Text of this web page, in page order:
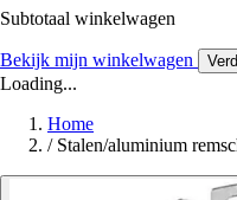
Subtotaal winkelwagen
Bekijk mijn winkelwagen
Loading...
Home
/ Stalen/aluminium